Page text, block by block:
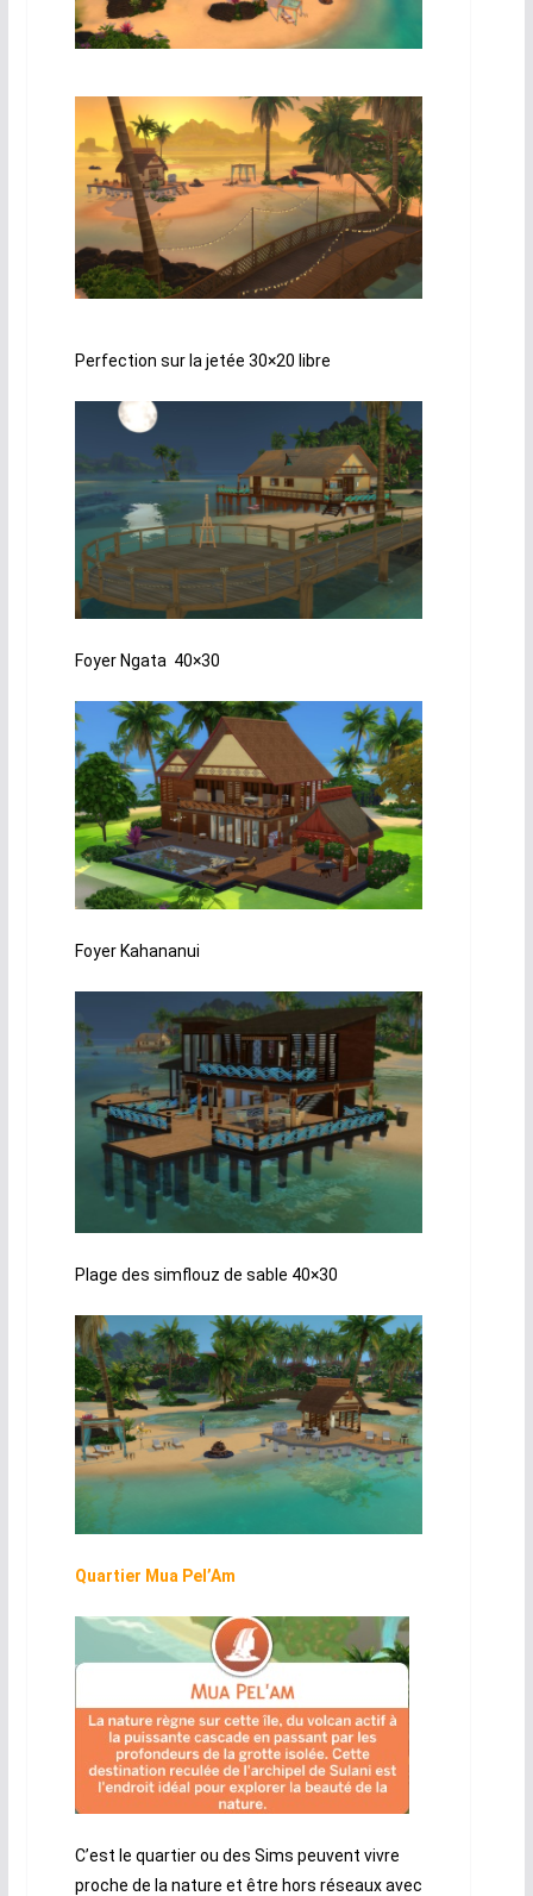
Perfection sur la jetée 30×20 libre
Foyer Ngata 40×30
Foyer Kahananui
Plage des simflouz de sable 40×30
Quartier Mua Pel’Am
C’est le quartier ou des Sims peuvent vivre
proche de la nature et être hors réseaux avec